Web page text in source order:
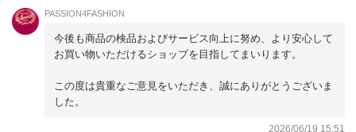
PASSION4FASHION
今後も商品の検品およびサービス向上に努め、より安心して
お買い物いただけるショップを目指してまいります。
この度は貴重なご意見をいただき、誠にありがとうございま
した。
2026/06/19 15:51